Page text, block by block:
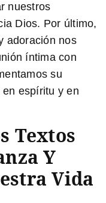
nuestros
Dios. Por último,
adoración nos
íntima con
su
espíritu y en
Textos
Y
Vida